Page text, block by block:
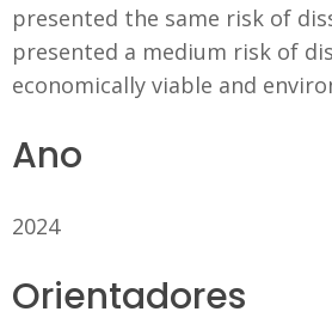
presented the same risk of
presented a medium risk of
economically viable and
Ano
2024
Orientadores